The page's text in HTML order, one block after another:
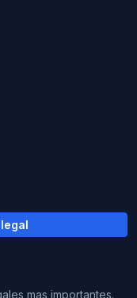
mas importantes.